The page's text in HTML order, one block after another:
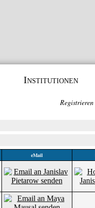
Institutionen
Registrieren
eMail